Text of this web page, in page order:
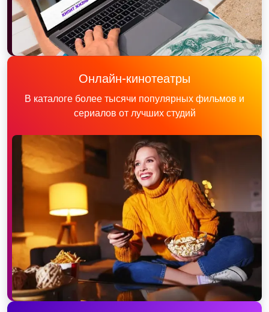
Онлайн-кинотеатры
В каталоге более тысячи популярных фильмов и
сериалов от лучших студий